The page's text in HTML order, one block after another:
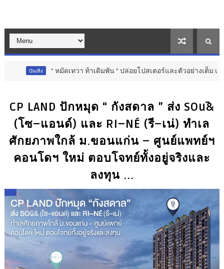
" หมัดเทวา ท้าเดิมพัน " ปล่อยโปสเตอร์และตัวอย่างเต็ม เปิดสังเวียน
CP LAND ปักหมุด “ กังสดาล ” ส่ง SOū&
(โซ–แอนด์) และ RI–NÉ (รี–เน่) ทำเล
ศักยภาพใกล้ ม.ขอนแก่น – ศูนย์แพทย์ฯ
คอนโดฯ ใหม่ ตอบโจทย์ทั้งอยู่จริงและ
ลงทุน ...